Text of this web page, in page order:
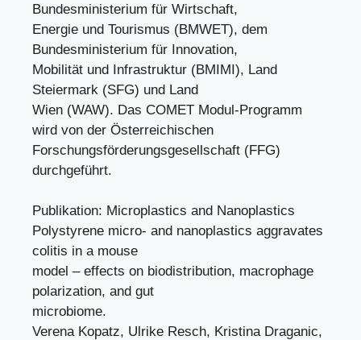
Bundesministerium für Wirtschaft,
Energie und Tourismus (BMWET), dem
Bundesministerium für Innovation,
Mobilität und Infrastruktur (BMIMI), Land
Steiermark (SFG) und Land
Wien (WAW). Das COMET Modul-Programm
wird von der Österreichischen
Forschungsförderungsgesellschaft (FFG)
durchgeführt.
Publikation: Microplastics and Nanoplastics
Polystyrene micro- and nanoplastics aggravates
colitis in a mouse
model – effects on biodistribution, macrophage
polarization, and gut
microbiome.
Verena Kopatz, Ulrike Resch, Kristina Draganic,